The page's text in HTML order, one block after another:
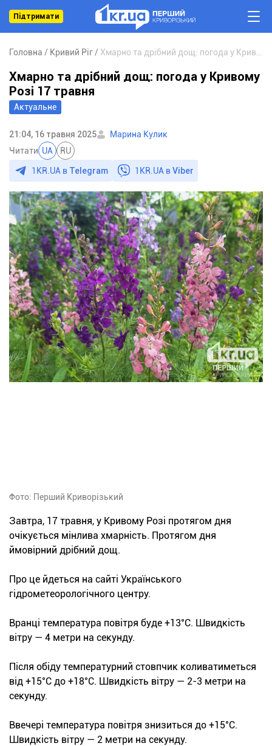
Підтримати
Головна Кривий Ріг
Актуальне
Хмарно та дрібний дощ: погода у Кривому
Розі 17 травня
21:04, 16 травня 2025
Марина Кулик
Читати UA RU
1KR.UA в Telegram 1KR.UA вViber
Фото: Перший Криворізький
Завтра, 17 травня, у Кривому Розі протягом дня
очікується мінлива хмарність. Протягом дня
ймовірний дрібний дощ.
Про це йдеться на сайті Українського
гідрометеорологічного центру.
Вранці температура повітря буде +13°С. Швидкість
вітру — 4 метри на секунду.
Після обіду температурний стовпчик коливатиметься
від +15°С до +18°С. Швидкість вітру — 2-3 метри на
секунду.
Ввечері температура повітря знизиться до +15°С.
Швидкість вітру — 2 метри на секунду.